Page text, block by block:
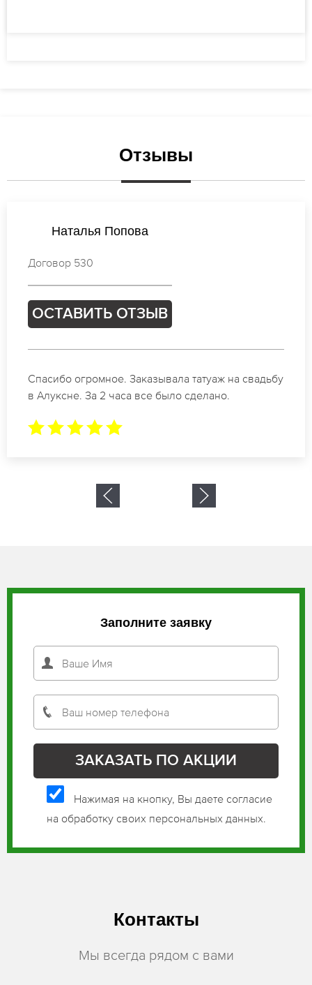
Отзывы
Екатерина Михайлова
Договор 703
ОСТАВИТЬ ОТЗЫВ
Отличные специалисты своего дела по
коррекции бровей в Алуксне. Замечательный
Заполните заявку
Нажимая на кнопку, Вы даете согласие
на обработку своих персональных данных.
Контакты
Мы всегда рядом с вами